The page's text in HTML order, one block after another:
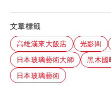
文章標籤
高雄漢來大飯店 光影間
日本玻璃藝術大師
黑木國
日本玻璃藝術